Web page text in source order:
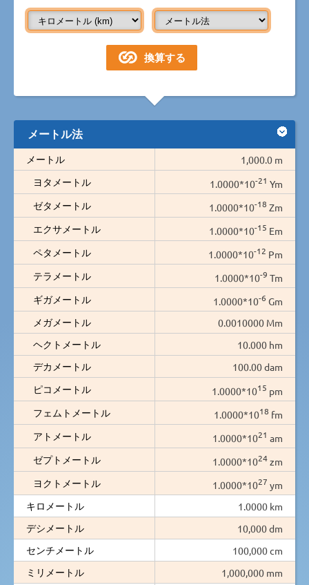
メートル法
メートル
1,000.0 m
ヨタメートル
1.0000*10-21 Ym
ゼタメートル
1.0000*10-18 Zm
エクサメートル
1.0000*10-15 Em
ペタメートル
1.0000*10-12 Pm
テラメートル
1.0000*10-9 Tm
ギガメートル
1.0000*10-6 Gm
メガメートル
0.0010000 Mm
ヘクトメートル
10.000 hm
デカメートル
100.00 dam
ピコメートル
1.0000*1015 pm
フェムトメートル
1.0000*1018 fm
アトメートル
1.0000*1021 am
ゼプトメートル
1.0000*1024zm
ヨクトメートル
1.0000*1027 ym
キロメートル
1.0000 km
デシメートル
10,000 dm
センチメートル
100,000 cm
ミリメートル
1,000,000 mm